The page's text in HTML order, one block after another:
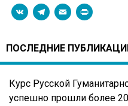
VK Telegram
Email
ПОСЛЕДНИЕ
Курс Русской
успешно прошли более